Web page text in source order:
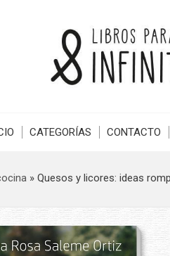
CATEGORÍAS CONTACTO
» Quesos y licores: ideas